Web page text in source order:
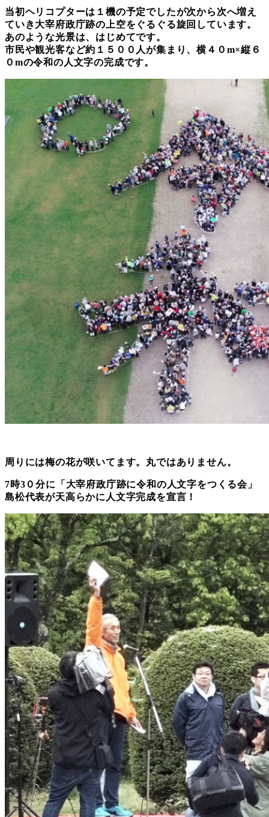
当初ヘリコプターは１機の予定でしたが次から次へ増え
ていき大宰府政庁跡の上空をぐるぐる旋回しています。
あのような光景は、はじめてです。
市民や観光客など約１５００人が集まり、横４０m×縦６
０mの令和の人文字の完成です。
周りには梅の花が咲いてます。丸ではありません。
7時3０分に
「大宰府政庁跡に令和の人文字をつくる会」
島松代表が天高らかに人文字完成を宣言！